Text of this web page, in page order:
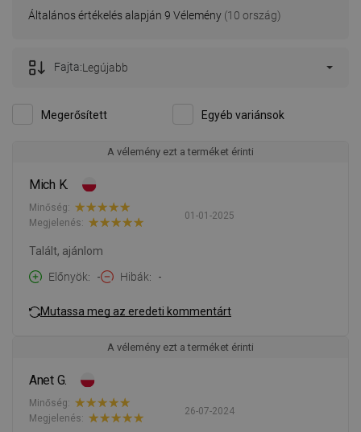
Általános értékelés alapján 9 Vélemény (10 ország)
Megerősített Egyéb variánsok
Fajta:Legújabb
A vélemény ezt a terméket érinti
Mich K.
01-01-2025
Minőség:
Megjelenés:
Talált, ajánlom
Előnyök
- Hibák -
Mutassa meg az eredeti kommentárt
A vélemény ezt a terméket érinti
Anet G.
26-07-2024
Minőség:
Megjelenés: